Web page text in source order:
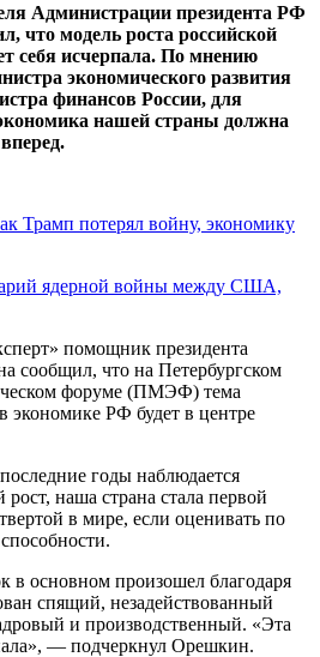
Администрации президента РФ
что модель роста российской
себя исчерпала. По мнению
экономического развития
финансов России, для
нашей страны должна
Трамп потерял войну, экономику
ядерной войны между США,
помощник президента
сообщил, что на Петербургском
форуме (ПМЭФ) тема
экономике РФ будет в центре
годы наблюдается
наша страна стала первой
в мире, если оценивать по
в основном произошел благодаря
спящий, незадействованный
и производственный. «Эта
— подчеркнул Орешкин.